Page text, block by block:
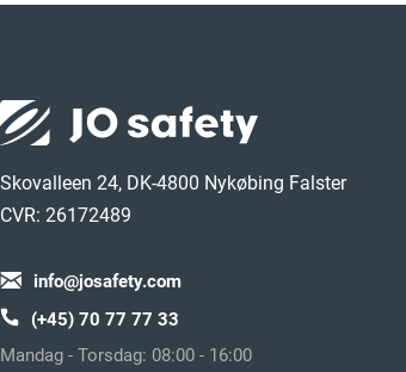
Skovalleen 24, DK-4800 Nykøbing Falster
CVR: 26172489
info@josafety.com
(+45) 70 77 77 33
Mandag - Torsdag: 08:00 - 16:00